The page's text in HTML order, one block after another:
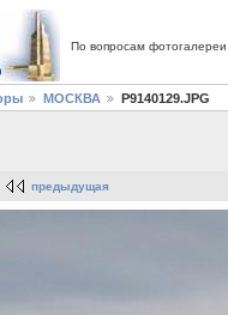
По вопросам
МОСКВА P9140129.JPG
предыдущая